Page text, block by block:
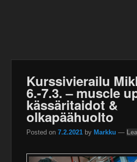
Kurssivierailu
6.-7.3. – muscle
kässäritaidot &
olkapäähuolto
Posted on7.2.2021 by Markku —